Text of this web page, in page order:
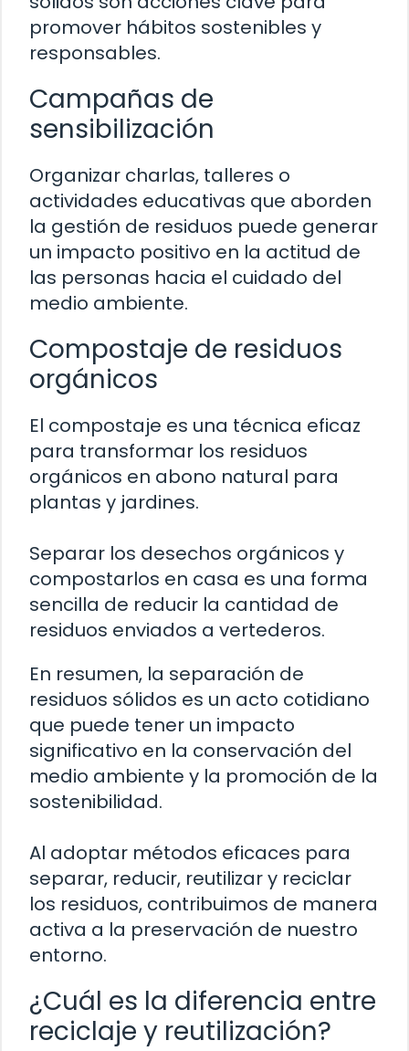
promover hábitos sostenibles y
responsables.
Campañas de
sensibilización
Organizar charlas, talleres o
actividades educativas que aborden
la gestión de residuos puede generar
un impacto positivo en la actitud de
las personas hacia el cuidado del
medio ambiente.
Compostaje de residuos
orgánicos
El compostaje es una técnica eficaz
para transformar los residuos
orgánicos en abono natural para
plantas y jardines.
Separar los desechos orgánicos y
compostarlos en casa es una forma
sencilla de reducir la cantidad de
residuos enviados a vertederos.
En resumen, la separación de
residuos sólidos es un acto cotidiano
que puede tener un impacto
significativo en la conservación del
medio ambiente y la promoción de la
sostenibilidad.
Al adoptar métodos eficaces para
separar, reducir, reutilizar y reciclar
los residuos, contribuimos de manera
activa a la preservación de nuestro
entorno.
¿Cuál es la diferencia entre
reciclaje y reutilización?